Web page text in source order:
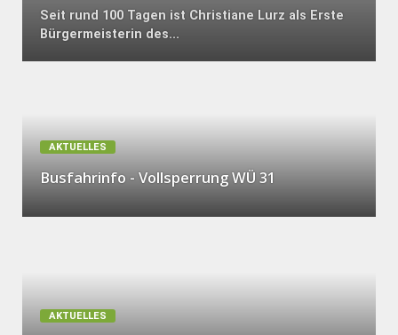
Seit rund 100 Tagen ist Christiane Lurz als Erste
Bürgermeisterin des...
AKTUELLES
Busfahrinfo - Vollsperrung WÜ 31
AKTUELLES